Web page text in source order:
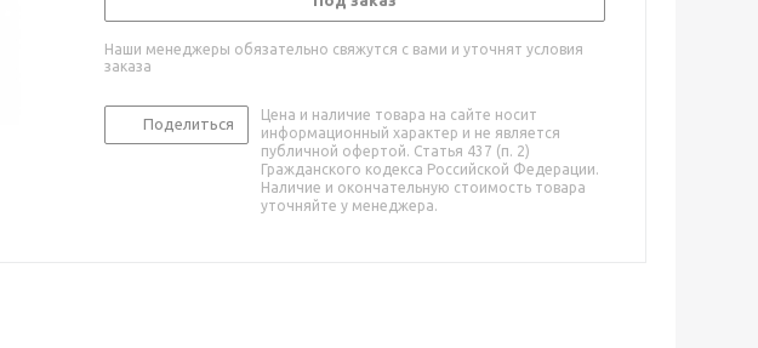
Наши менеджеры обязательно свяжутся с вами и уточнят условия
заказа
Поделиться
Цена и наличие товара на сайте носит
информационный характер и не является
публичной офертой. Статья 437 (п. 2)
Гражданского кодекса Российской Федерации.
Наличие и окончательную стоимость товара
уточняйте у менеджера.